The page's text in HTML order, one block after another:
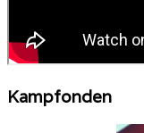
Kampfonden